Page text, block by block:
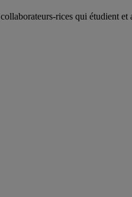
collaborateurs-rices qui étudient et